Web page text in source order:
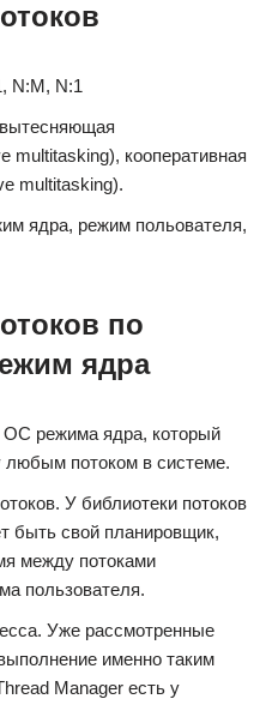
N:M, N:1
multitasking), кооперативная
multitasking).
ядра, режим польователя,
по
ядра
режима ядра, который
потоком в системе.
У библиотеки потоков
быть свой планировщик,
между потоками
пользователя.
Уже рассмотренные
именно таким
Manager есть у